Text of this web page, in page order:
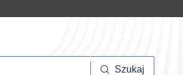
Szukaj